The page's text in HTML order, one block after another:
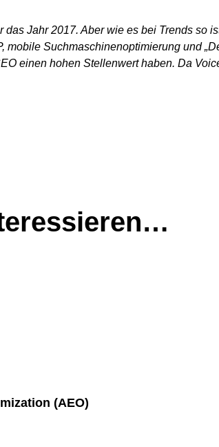
Jahr 2017. Aber wie es bei Trends so
mobile Suchmaschinenoptimierung und
einen hohen Stellenwert haben. Da
(AEO)